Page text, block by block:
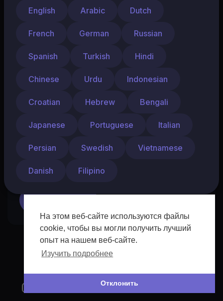
На этом веб-сайте используются файлы
cookie, чтобы вы могли получить лучший
опыт на нашем веб-сайте.
Изучить подробнее
Отклонить
English Arabic Dutch
French German Russian
Spanish Turkish Hindi
Chinese Urdu Indonesian
Croatian Hebrew Bengali
Japanese Portuguese Italian
Persian Swedish Vietnamese
Danish Filipino